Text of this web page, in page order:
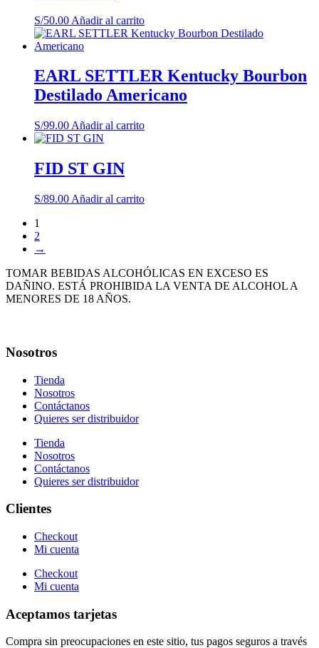
S/50.00 Añadir al carrito
EARL SETTLER Kentucky Bourbon
Destilado Americano
S/99.00 Añadir al carrito
FID ST GIN
S/89.00 Añadir al carrito
1
2
→
TOMAR BEBIDAS ALCOHÓLICAS EN EXCESO ES
DAÑINO. ESTÁ PROHIBIDA LA VENTA DE ALCOHOL A
MENORES DE 18 AÑOS.
Nosotros
Tienda
Nosotros
Contáctanos
Quieres ser distribuidor
Tienda
Nosotros
Contáctanos
Quieres ser distribuidor
Clientes
Checkout
Mi cuenta
Checkout
Mi cuenta
Aceptamos tarjetas
Compra sin preocupaciones en este sitio, tus pagos seguros a través